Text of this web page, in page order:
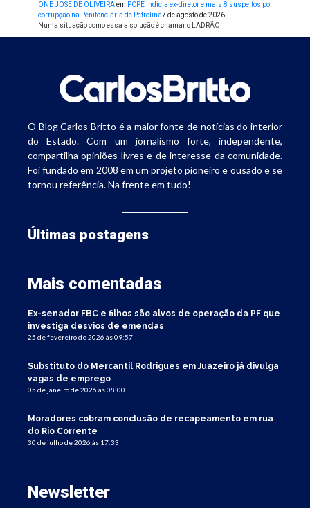
ONE JOSE DE OLIVEIRAem PCPE indicia ex-diretor e mais 8 suspeitos por
corrupção na Penitenciária de Petrolina7 de agosto de 2026
Numa situação como essa a solução é chamar o LADRÃO
O Blog Carlos Britto é a maior fonte de notícias do interior
do Estado. Com um jornalismo forte, independente,
compartilha opiniões livres e de interesse da comunidade.
Foi fundado em 2008 em um projeto pioneiro e ousado e se
tornou referência. Na frente em tudo!
Últimas postagens
Mais comentadas
Ex-senador FBC e filhos são alvos de operação da PF que
investiga desvios de emendas
25 de fevereiro de 2026 às 09:57
Substituto do Mercantil Rodrigues em Juazeiro já divulga
vagas de emprego
05 de janeiro de 2026 às 08:00
Moradores cobram conclusão de recapeamento em rua
do Rio Corrente
30 de julho de 2026 às 17:33
Newsletter